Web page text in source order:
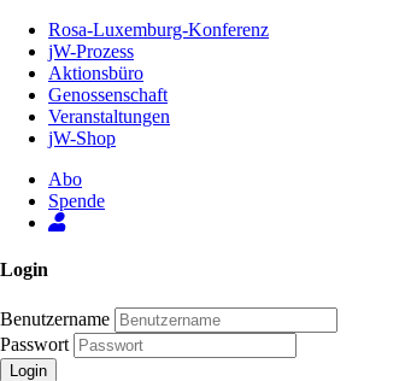
Inhalt
Seite
Rosa-Luxemburg-Konferenz
jW-Prozess
Aktionsbüro
Genossenschaft
Veranstaltungen
jW-Shop
Abo
Spende
Login
Benutzername
Passwort
Login